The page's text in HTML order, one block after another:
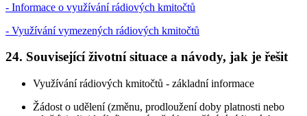
- Informace o využívání rádiových kmitočtů
- Využívání vymezených rádiových kmitočtů
24. Související životní situace a návody, jak je řešit
Využívání rádiových kmitočtů - základní informace
Žádost o udělení (změnu, prodloužení doby platnosti nebo